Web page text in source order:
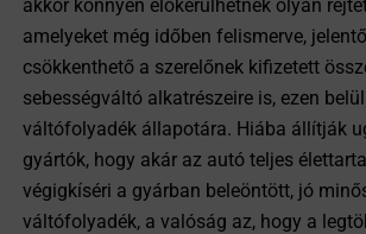
akkor könnyen előkerülhetnek olyan
amelyeket még időben felismerve,
csökkenthető a szerelőnek kifizetett
sebességváltó alkatrészeire is, ezen
váltófolyadék állapotára. Hiába állítják
gyártók, hogy akár az autó teljes
végigkíséri a gyárban beleöntött, jó
váltófolyadék, a valóság az, hogy a